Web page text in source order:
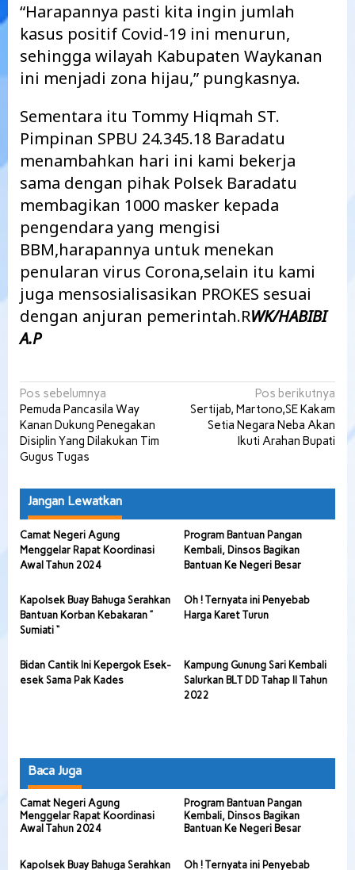
“Harapannya pasti kita ingin jumlah
kasus positif Covid-19 ini menurun,
sehingga wilayah Kabupaten Waykanan
ini menjadi zona hijau,” pungkasnya.
Sementara itu Tommy Hiqmah ST.
Pimpinan SPBU 24.345.18 Baradatu
menambahkan hari ini kami bekerja
sama dengan pihak Polsek Baradatu
membagikan 1000 masker kepada
pengendara yang mengisi
BBM,harapannya untuk menekan
penularan virus Corona,selain itu kami
juga mensosialisasikan PROKES sesuai
dengan anjuran pemerintah.RWK/HABIBI
A.P
Navigasi
pos
Pos sebelumnya
Pemuda Pancasila Way
Kanan Dukung Penegakan
Disiplin Yang Dilakukan Tim
Gugus Tugas
Pos berikutnya
Sertijab, Martono,SE Kakam
Setia Negara Neba Akan
Ikuti Arahan Bupati
Jangan Lewatkan
Camat Negeri Agung
Menggelar Rapat Koordinasi
Awal Tahun 2024
Program Bantuan Pangan
Kembali, Dinsos Bagikan
Bantuan Ke Negeri Besar
Kapolsek Buay Bahuga Serahkan
Bantuan Korban Kebakaran ”
Sumiati “
Oh ! Ternyata ini Penyebab
Harga Karet Turun
Bidan Cantik Ini Kepergok Esek-
esek Sama Pak Kades
Kampung Gunung Sari Kembali
Salurkan BLT DD Tahap II Tahun
2022
Baca Juga
Camat Negeri Agung
Menggelar Rapat Koordinasi
Awal Tahun 2024
Program Bantuan Pangan
Kembali, Dinsos Bagikan
Bantuan Ke Negeri Besar
Kapolsek Buay Bahuga Serahkan Oh ! Ternyata ini Penyebab